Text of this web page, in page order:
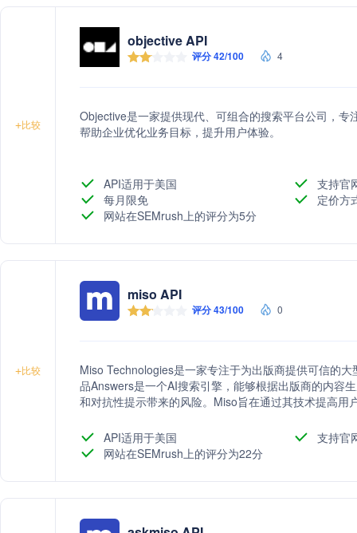
+比较
objective API
评分 42/100 4
Objective是一家提供现代、可组合的搜索平台公司，
帮助企业优化业务目标，提升用户体验。
API适用于美国
支持官
每月限免
定价方
网站在SEMrush上的评分为5分
+比较
miso API
评分 43/100 0
Miso Technologies是一家专注于为出版商提供可信的
品Answers是一个AI搜索引擎，能够根据出版商的内容
和对抗性提示带来的风险。Miso旨在通过其技术提高
API适用于美国
支持官
网站在SEMrush上的评分为22分